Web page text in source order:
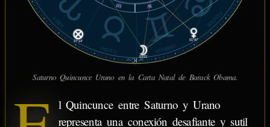
28°
IC
53'
ARIES
TAURO GÉMINIS
CÁNCER
III IV
03°21'
01°47'
27°14'
Saturno Quincunce Urano en la Carta Natal de Barack Obama.
l Quincunce entre Saturno y Urano
representa una conexión desafiante y sutil